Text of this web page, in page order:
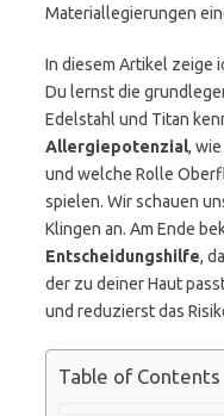
Materiallegierungen
In diesem Artikel zeige
Du lernst die
Edelstahl und Titan
Allergiepotenzial,
und welche Rolle
spielen. Wir schauen
Klingen an. Am Ende
Entscheidungshilfe,
der zu deiner Haut
und reduzierst das
Table of Contents